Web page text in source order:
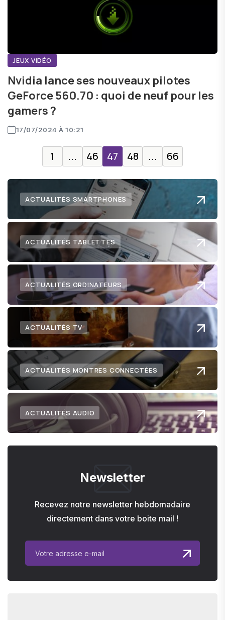
JEUX VIDÉO
Nvidia lance ses nouveaux pilotes
GeForce 560.70 : quoi de neuf pour les
gamers ?
17/07/2024 À 10:21
1 ... 46 47 48 ... 66
ACTUALITÉS SMARTPHONES
ACTUALITÉS TABLETTES
ACTUALITÉS ORDINATEURS
ACTUALITÉS TV
ACTUALITÉS MONTRES CONNECTÉES
ACTUALITÉS AUDIO
Newsletter
Recevez notre newsletter hebdomadaire
directement dans votre boite mail !